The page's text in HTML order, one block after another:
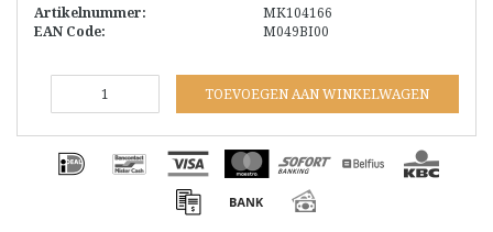
Artikelnummer:
MK104166
EAN Code:
M049BI00
TOEVOEGEN AAN WINKELWAGEN